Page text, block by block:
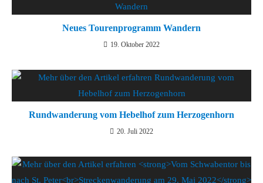
Neues Tourenprogramm Wandern
19. Oktober 2022
Rundwanderung vom Hebelhof zum Herzogenhorn
20. Juli 2022